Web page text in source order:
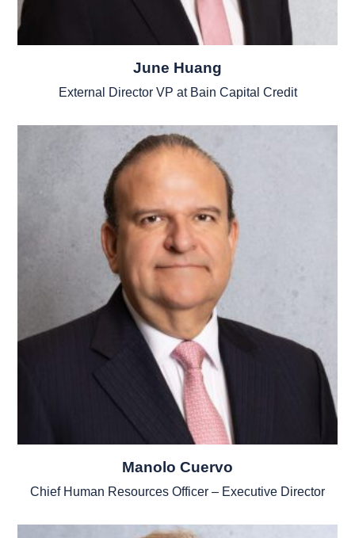
June Huang
External Director VP at Bain Capital Credit
Manolo Cuervo
Chief Human Resources Officer – Executive Director